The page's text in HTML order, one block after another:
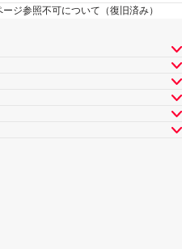
ジ参照不可について（復旧済み）